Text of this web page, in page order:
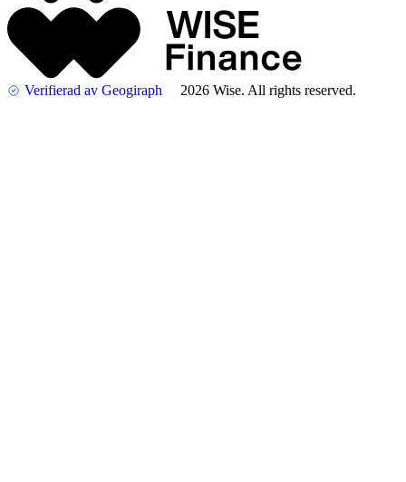
Verifierad av Geogiraph 2026 Wise. All rights reserved.